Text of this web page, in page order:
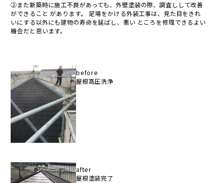
②また新築時に施工不良があっても、外壁塗装の際、調査しして改善
ができること があります。 足場をかける外装工事は、見た目をきれ
いにする以外にも建物の寿命を延ばし、悪い ところを修理できるよい
機会だと思います。
before
屋根高圧洗浄
after
屋根塗装完了